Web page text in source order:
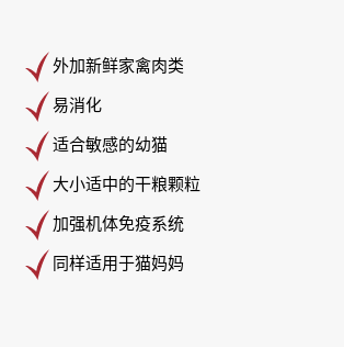
外加新鲜家禽肉类
易消化
适合敏感的幼猫
大小适中的干粮颗粒
加强机体免疫系统
同样适用于猫妈妈